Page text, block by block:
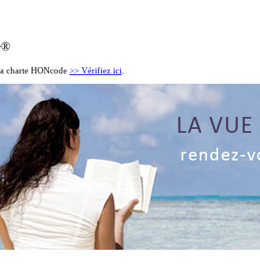
®
charte HONcode >> Vérifiez ici